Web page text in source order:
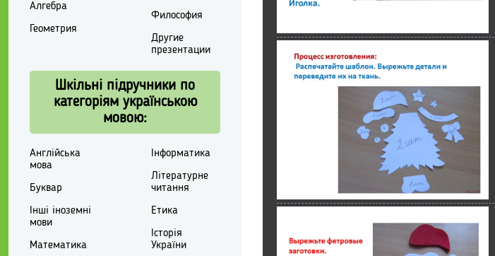
Алгебра
Геометрия
Философия
Другие
презентации
Шкільні підручники по
категоріям українською
мовою:
Англійська
мова
Буквар
Інші іноземні
мови
Математика
Інформатика
Літературне
читання
Етика
Історія
України